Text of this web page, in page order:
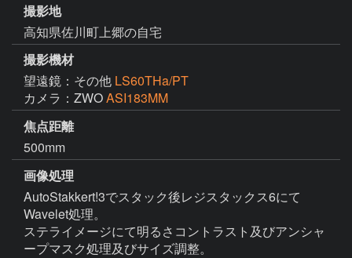
撮影地
高知県佐川町上郷の自宅
撮影機材
望遠鏡：その他 LS60THa/PT
カメラ：ZWOASI183MM
焦点距離
500mm
画像処理
AutoStakkert!3でスタック後レジスタックス6にて
Wavelet処理。
ステライメージにて明るさコントラスト及びアンシャ
ープマスク処理及びサイズ調整。